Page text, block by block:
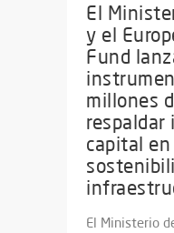
El
y el
Fund
millones
respaldar
capital en
El Ministerio